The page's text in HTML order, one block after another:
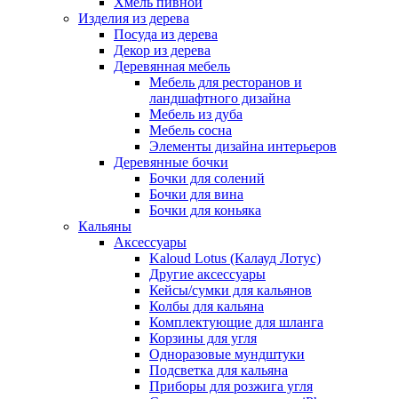
Изделия из дерева
Посуда из дерева
Декор из дерева
Деревянная мебель
Мебель для ресторанов и
ландшафтного дизайна
Мебель из дуба
Мебель сосна
Элементы дизайна интерьеров
Деревянные бочки
Бочки для солений
Бочки для вина
Бочки для коньяка
Кальяны
Аксессуары
Kaloud Lotus (Калауд Лотус)
Другие аксессуары
Кейсы/сумки для кальянов
Колбы для кальяна
Комплектующие для шланга
Корзины для угля
Одноразовые мундштуки
Подсветка для кальяна
Приборы для розжига угля